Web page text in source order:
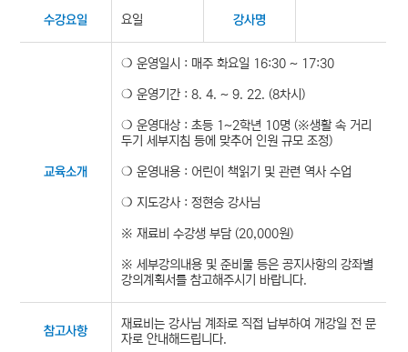
수강요일 요일 강사명
교육소개
❍ 운영일시 : 매주 화요일 16:30 ~ 17:30
❍ 운영기간 : 8. 4. ~ 9. 22. (8차시)
❍ 운영대상 : 초등 1~2학년 10명 (※생활 속 거리
두기 세부지침 등에 맞추어 인원 규모 조정)
❍ 운영내용 : 어린이 책읽기 및 관련 역사 수업
❍ 지도강사 : 정현승 강사님
※ 재료비 수강생 부담 (20,000원)
※ 세부강의내용 및 준비물 등은 공지사항의 강좌별
강의계획서를 참고해주시기 바랍니다.
참고사항
재료비는 강사님 계좌로 직접 납부하여 개강일 전 문
자로 안내해드립니다.